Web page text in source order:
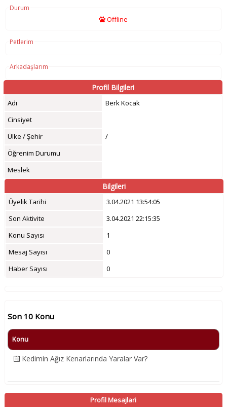
Durum
Offline
Petlerim
Arkadaşlarım
Profil Bilgileri
Adı
Berk Kocak
Cinsiyet
Ülke / Şehir
/
Öğrenim Durumu
Meslek
Bilgileri
Üyelik Tarihi
3.04.2021 13:54:05
Son Aktivite
3.04.2021 22:15:35
Konu Sayısı
1
Mesaj Sayısı
0
Haber Sayısı
0
Son 10 Konu
Konu
Kedimin Ağız Kenarlarında Yaralar Var?
Profil Mesajlari